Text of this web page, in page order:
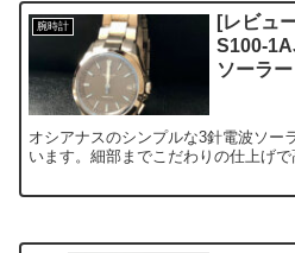
腕時計
[レビュ
S100-
ソーラ
オシアナスのシンプルな3針電波ソー
います。細部までこだわりの仕上げで